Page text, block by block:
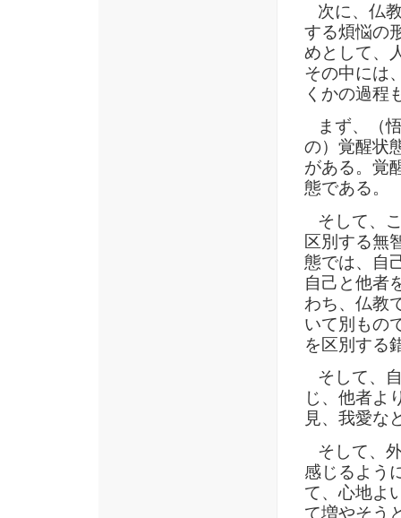
次に、仏
する煩悩の
めとして、
その中には
くかの過程
まず、（
の）覚醒状
がある。覚
態である。
そして、
区別する無
態では、自
自己と他者
わち、仏教
いて別もの
を区別する
そして、
じ、他者よ
見、我愛な
そして、
感じるよう
て、心地よ
て増やそう